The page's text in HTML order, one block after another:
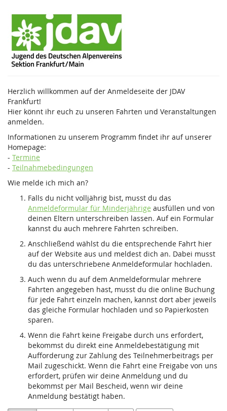
Haupt-
Inhalt
springen
JDAV
Frankfurt
Herzlich willkommen auf der Anmeldeseite der JDAV
Frankfurt!
Hier könnt ihr euch zu unseren Fahrten und Veranstaltungen
anmelden.
Informationen zu unserem Programm findet ihr auf unserer
Homepage:
- Termine
- Teilnahmebedingungen
Wie melde ich mich an?
Falls du nicht volljährig bist, musst du das
Anmeldeformular für Minderjährige ausfüllen und von
deinen Eltern unterschreiben lassen. Auf ein Formular
kannst du auch mehrere Fahrten schreiben.
Anschließend wählst du die entsprechende Fahrt hier
auf der Website aus und meldest dich an. Dabei musst
du das unterschriebene Anmeldeformular hochladen.
Auch wenn du auf dem Anmeldeformular mehrere
Fahrten angegeben hast, musst du die online Buchung
für jede Fahrt einzeln machen, kannst dort aber jeweils
das gleiche Formular hochladen und so Papierkosten
sparen.
Wenn die Fahrt keine Freigabe durch uns erfordert,
bekommst du direkt eine Anmeldebestätigung mit
Aufforderung zur Zahlung des Teilnehmerbeitrags per
Mail zugeschickt. Wenn die Fahrt eine Freigabe von uns
erfordert, prüfen wir deine Anmeldung und du
bekommst per Mail Bescheid, wenn wir deine
Anmeldung bestätigt haben.